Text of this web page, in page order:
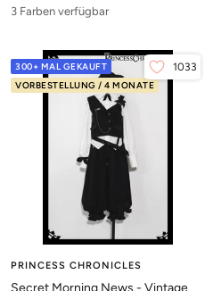
3 Farben verfügbar
300+ MAL GEKAUFT
VORBESTELLUNG / 4 MONATE
1033
PRINCESS CHRONICLES